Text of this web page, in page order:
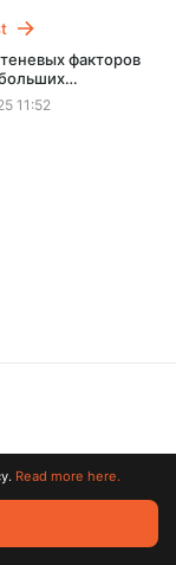
факторов
11:52
All trademarks
Read more here.